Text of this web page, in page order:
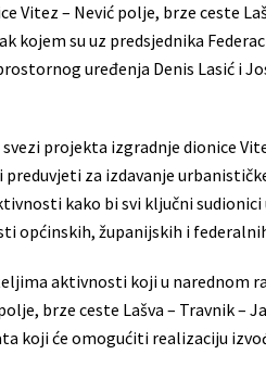
Vitez – Nević polje, brze ceste
kojem su uz predsjednika
uređenja Denis Lasić i
projekta izgradnje dionice
preduvjeti za izdavanje
kako bi svi ključni
općinskih, županijskih i
aktivnosti koji u narednom
brze ceste Lašva – Travnik –
koji će omogućiti realizaciju